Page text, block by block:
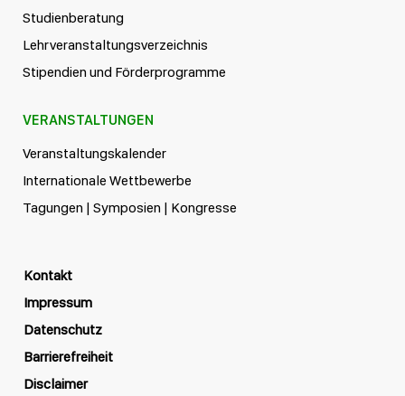
Studienberatung
Lehrveranstaltungsverzeichnis
Stipendien und Förderprogramme
VERANSTALTUNGEN
Veranstaltungskalender
Internationale Wettbewerbe
Tagungen | Symposien | Kongresse
Kontakt
Impressum
Datenschutz
Barrierefreiheit
Disclaimer